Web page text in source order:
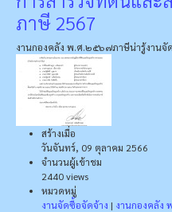
ภาษี 2567
งานกองคลัง พ.ศ.๒๕๖๗ภาษีน่ารู้งานจั
สร้างเมื่อ
วันจันทร์, 09 ตุลาคม 2566
จำนวนผู้เข้าชม
2440 views
หมวดหมู่
งานจัดซื้อจัดจ้าง | งานกองคลัง